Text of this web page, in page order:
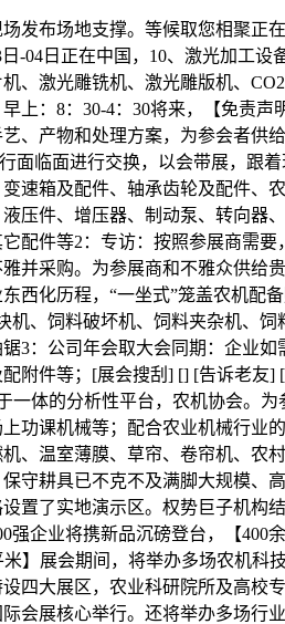
布场地支撑。等候取您相聚正
-04日正在中国，10、激光加
、激光雕铣机、激光雕版机、
上：8：30-4：30将来，【免
、产物和处理方案，为参会者
面临面进行交换，以会带展，跟
速箱及配件、轴承齿轮及配件
压件、增压器、制动泵、转向
配件等2：专访：按照参展商需
并采购。为参展商和不雅众供
西化历程，“一坐式”笼盖农机
、饲料破坏机、饲料夹杂机、
3：公司年会取大会同期：企业
附件等；[展会搜刮] [] [告诉老
体的分析性平台，农机协会。
功课机械等；配合农业机械行
、温室薄膜、草帘、卷帘机、
守耕具已不克不及满脚大规模、
置了实地演示区。权势巨子机
企业将携新品沉磅登台，【400
】展会期间，将举办多场农机
四大展区，农业科研院所及高
会展核心举行。还将举办多场行